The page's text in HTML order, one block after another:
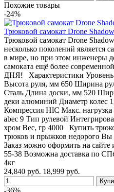
Похожие товары
-24%
Трюковой самокат Drone
Трюковой самокат Drone
несколько поколений является
в мире, но при этом инженеры
самоката ещё более
ДНЯ! Характеристики
Высота руля, мм 650 Ширина
Сталь Длина доски, мм 520
деки алюминий Диаметр колес
Компрессия HIC Макс.
abec 9 Тип рулевой
хром Вес, гр 4000 Купить
трюков и прыжков недорого Вы
Заказ можно оформить на
55-38 Возможна доставка по
4кг
24,840 руб. 18,999 руб.
-36%